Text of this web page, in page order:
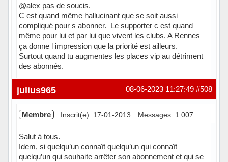
@alex pas de soucis.
C est quand même hallucinant que se soit aussi
compliqué pour s abonner. Le supporter c est quand
même pour lui et par lui que vivent les clubs. A Rennes
ça donne l impression que la priorité est ailleurs.
Surtout quand tu augmentes les places vip au détriment
des abonnés.
#508
08-06-2023 11:27:49
julius965
Membre Inscrit(e): 17-01-2013 Messages: 1 007
Salut à tous.
Idem, si quelqu’un connaît quelqu’un qui connaît
quelqu’un qui souhaite arrêter son abonnement et qui se